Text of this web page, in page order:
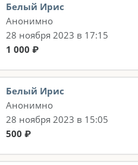
Белый Ирис
Анонимно
28 ноября 2023 в 17:15
1 000 ₽
Белый Ирис
Анонимно
28 ноября 2023 в 15:05
500 ₽